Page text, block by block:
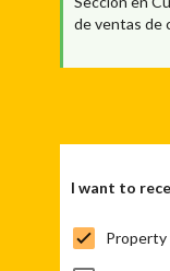
de ventas de
I want to
Property